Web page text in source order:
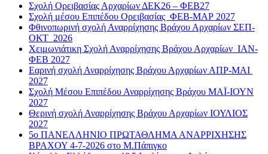
Σχολή Ορειβασίας Αρχαρίων ΔΕΚ26 – ΦΕΒ27
Σχολή μέσου Επιπέδου Ορειβασίας ΦΕΒ-ΜΑΡ 2027
Φθινοπωρινή σχολή Αναρρίχησης Βράχου Αρχαρίων ΣΕΠ-
ΟΚΤ 2026
Χειμωνιάτικη Σχολή Αναρρίχησης Βράχου Αρχαρίων ΙΑΝ-
ΦΕΒ 2027
Εαρινή σχολή Αναρρίχησης Βράχου Αρχαρίων ΑΠΡ-ΜΑΙ
2027
Σχολή Μέσου Επιπέδου Αναρρίχησης Βράχου ΜΑΪ-ΙΟΥΝ
2027
Θερινή σχολή Αναρρίχησης Βράχου Αρχαρίων ΙΟΥΛΙΟΣ
2027
5ο ΠΑΝΕΛΛΗΝΙΟ ΠΡΩΤΑΘΛΗΜΑ ΑΝΑΡΡΙΧΗΣΗΣ
ΒΡΑΧΟΥ 4-7-2026 στο Μ.Πάπιγκο